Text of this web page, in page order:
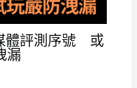
體評測序號 或
漏